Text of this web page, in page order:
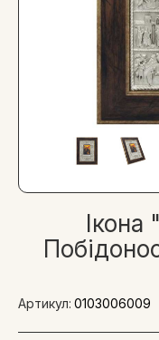
Ікона
Артикул: 0103006009